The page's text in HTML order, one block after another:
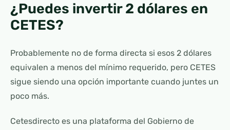
¿Puedes invertir 2 dólares en
CETES?
Probablemente no de forma directa si esos 2 dólares
equivalen a menos del mínimo requerido, pero CETES
sigue siendo una opción importante cuando juntes un
poco más.
Cetesdirecto es una plataforma del Gobierno de